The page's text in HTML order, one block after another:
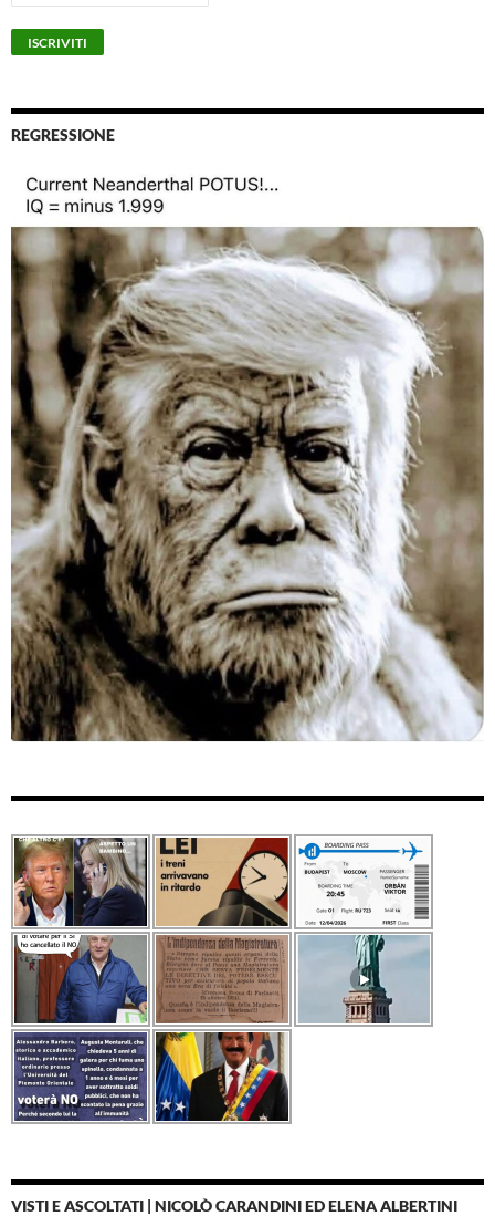
REGRESSIONE
VISTI E ASCOLTATI | NICOLÒ CARANDINI ED ELENA ALBERTINI